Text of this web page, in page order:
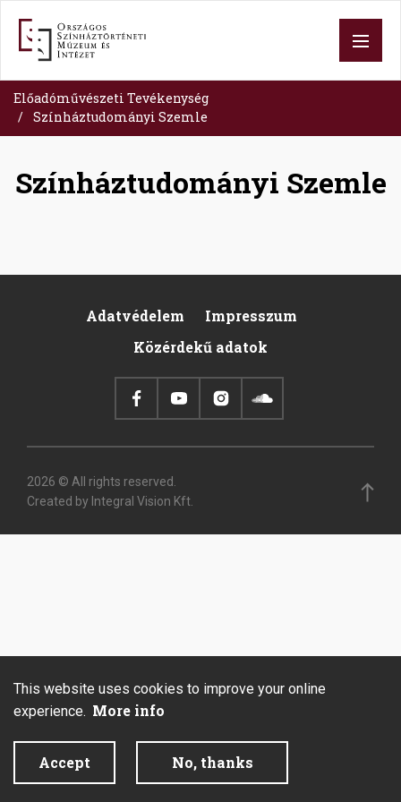
content
Előadóművészeti Tevékenység
Színháztudományi Szemle
Színháztudományi Szemle
Footer
Adatvédelem
Impresszum
Közérdekű adatok
2026 © All rights reserved.
Created by Integral Vision Kft.
This website uses cookies to improve your online
experience. More info
Accept No, thanks